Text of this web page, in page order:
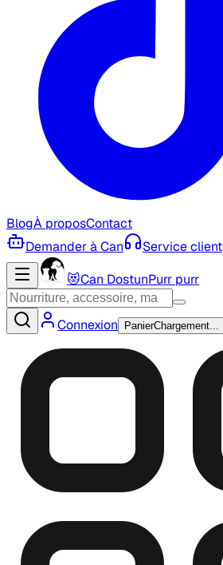
BlogÀ proposContact
Demander à Can
Service client
😻Can DostunPurr purr
Connexion PanierChargement...